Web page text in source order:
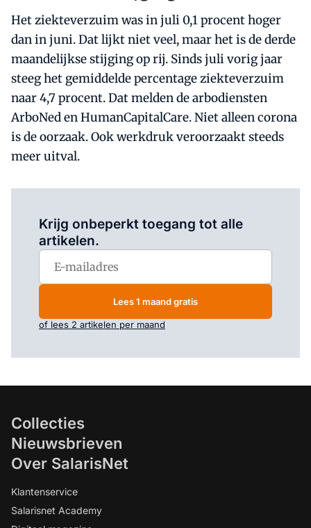
Het ziekteverzuim was in juli 0,1 procent hoger
dan in juni. Dat lijkt niet veel, maar het is de derde
maandelijkse stijging op rij. Sinds juli vorig jaar
steeg het gemiddelde percentage ziekteverzuim
naar 4,7 procent. Dat melden de arbodiensten
ArboNed en HumanCapitalCare. Niet alleen corona
is de oorzaak. Ook werkdruk veroorzaakt steeds
meer uitval.
Krijg onbeperkt toegang tot alle
artikelen.
Lees 1 maand gratis
of lees 2 artikelen per maand
Collecties
Nieuwsbrieven
Over SalarisNet
Klantenservice
Salarisnet Academy